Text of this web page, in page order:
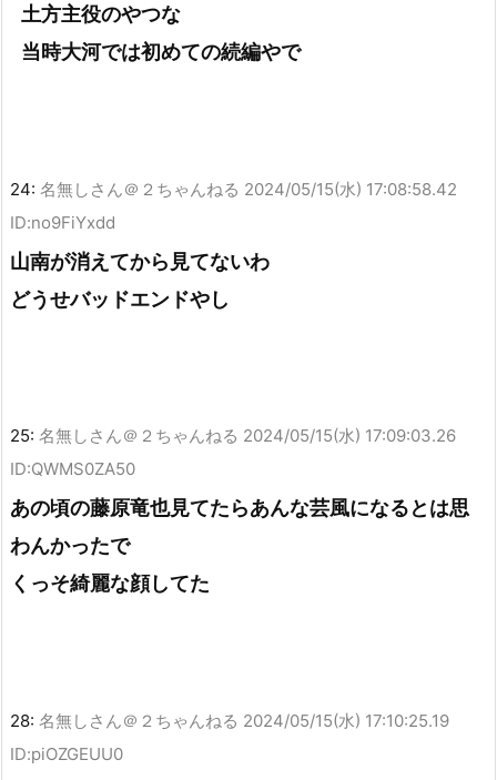
土方主役のやつな
当時大河では初めての続編やで
24: 名無しさん＠２ちゃんねる 2024/05/15(水) 17:08:58.42
ID:no9FiYxdd
山南が消えてから見てないわ
どうせバッドエンドやし
25: 名無しさん＠２ちゃんねる 2024/05/15(水) 17:09:03.26
ID:QWMS0ZA50
あの頃の藤原竜也見てたらあんな芸風になるとは思
わんかったで
くっそ綺麗な顔してた
28: 名無しさん＠２ちゃんねる 2024/05/15(水) 17:10:25.19
ID:piOZGEUU0